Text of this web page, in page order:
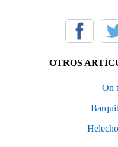
OTROS
On